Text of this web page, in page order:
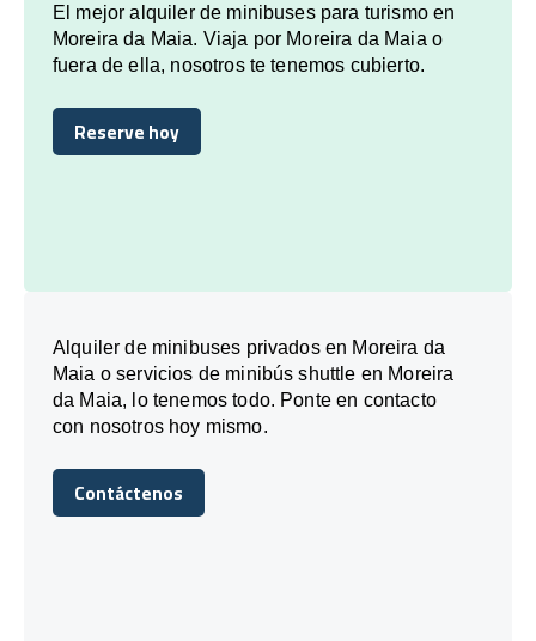
El mejor alquiler de minibuses para turismo en
Moreira da Maia. Viaja por Moreira da Maia o
fuera de ella, nosotros te tenemos cubierto.
Reserve hoy
Reserve hoy
Alquiler de minibuses privados en Moreira da
Maia o servicios de minibús shuttle en Moreira
da Maia, lo tenemos todo. Ponte en contacto
con nosotros hoy mismo.
Contáctenos
Contáctenos